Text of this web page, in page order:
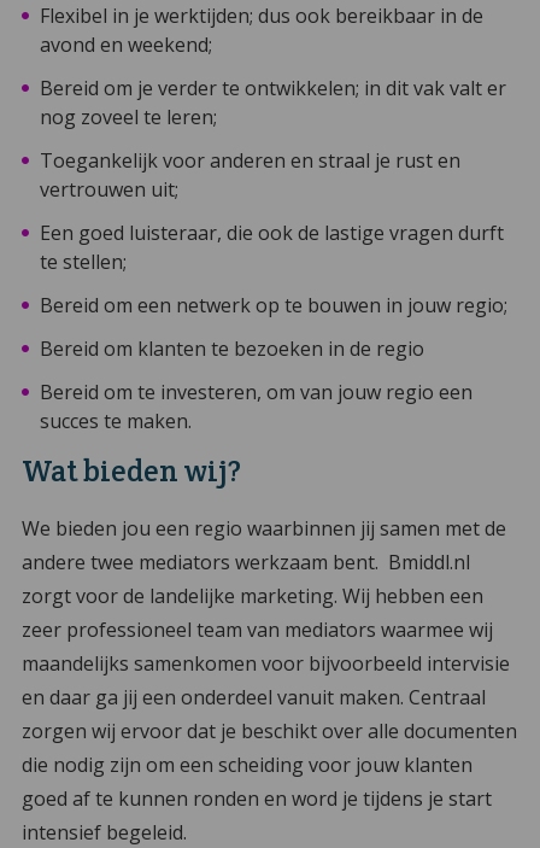
Flexibel in je werktijden; dus ook bereikbaar in de
avond en weekend;
Bereid om je verder te ontwikkelen; in dit vak valt er
nog zoveel te leren;
Toegankelijk voor anderen en straal je rust en
vertrouwen uit;
Een goed luisteraar, die ook de lastige vragen durft
te stellen;
Bereid om een netwerk op te bouwen in jouw regio;
Bereid om klanten te bezoeken in de regio
Bereid om te investeren, om van jouw regio een
succes te maken.
Wat bieden wij?
We bieden jou een regio waarbinnen jij samen met de
andere twee mediators werkzaam bent. Bmiddl.nl
zorgt voor de landelijke marketing. Wij hebben een
zeer professioneel team van mediators waarmee wij
maandelijks samenkomen voor bijvoorbeeld intervisie
en daar ga jij een onderdeel vanuit maken. Centraal
zorgen wij ervoor dat je beschikt over alle documenten
die nodig zijn om een scheiding voor jouw klanten
goed af te kunnen ronden en word je tijdens je start
intensief begeleid.